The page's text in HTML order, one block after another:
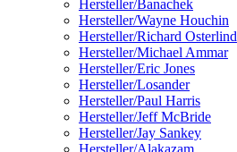
Hersteller/Banachek
Hersteller/Wayne Houchin
Hersteller/Richard Osterlind
Hersteller/Michael Ammar
Hersteller/Eric Jones
Hersteller/Losander
Hersteller/Paul Harris
Hersteller/Jeff McBride
Hersteller/Jay Sankey
Hersteller/Alakazam